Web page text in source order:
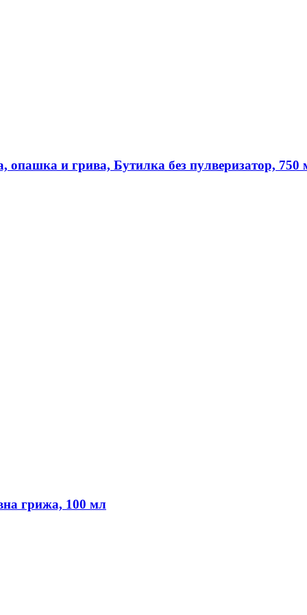
опашка и грива, Бутилка без пулверизатор, 750
грижа, 100 мл